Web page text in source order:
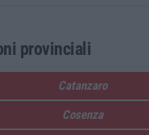
provinciali
Catanzaro
Cosenza